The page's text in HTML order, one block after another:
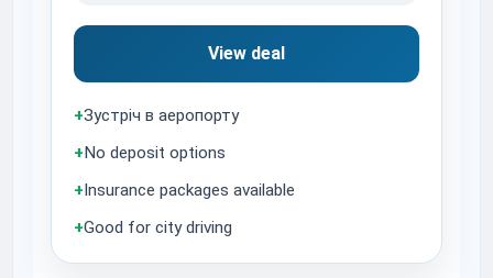
View deal
+Зустріч в аеропорту
+No deposit options
+Insurance packages available
+Good for city driving